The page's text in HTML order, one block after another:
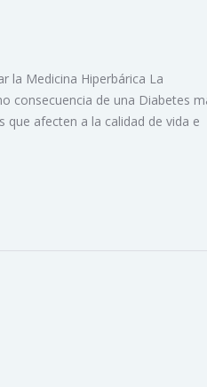
la Medicina Hiperbárica La
consecuencia de una Diabetes
afecten a la calidad de vida e